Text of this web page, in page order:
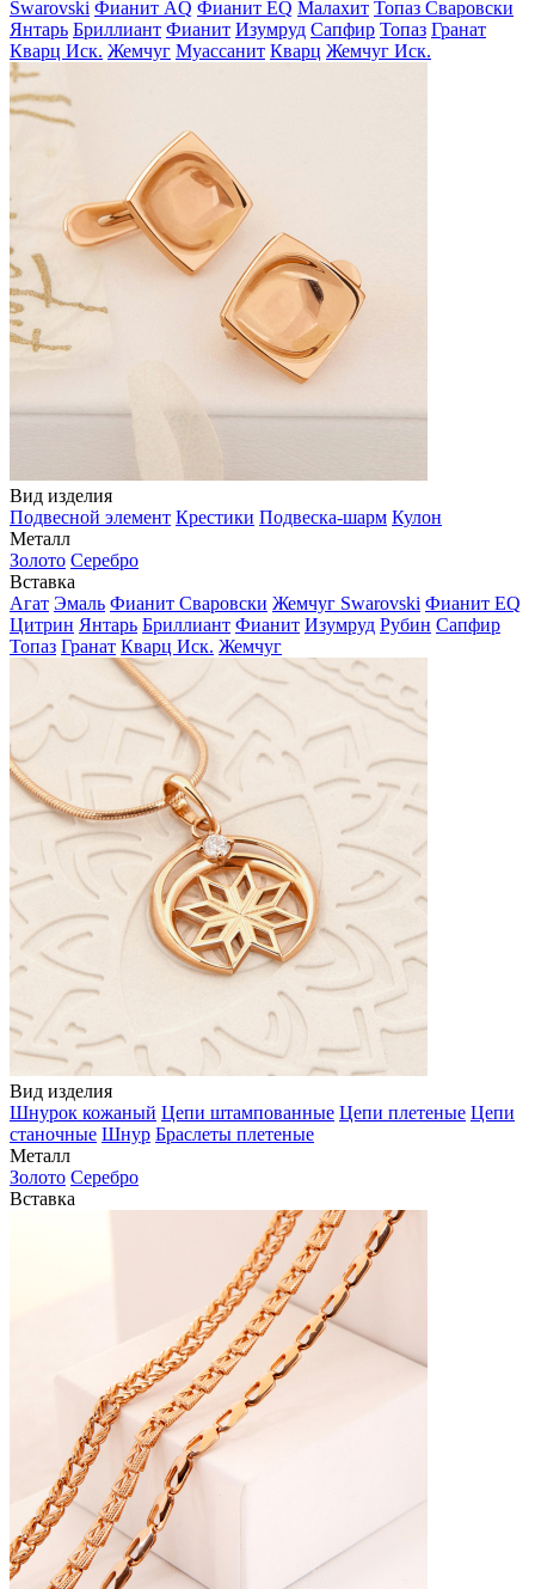
Swarovski Фианит AQ Фианит EQ Малахит Топаз Сваровски
Янтарь Бриллиант Фианит Изумруд Сапфир Топаз Гранат
Кварц Иск. Жемчуг Муассанит Кварц Жемчуг Иск.
Вид изделия
Подвесной элемент Крестики Подвеска-шарм Кулон
Металл
Золото Серебро
Вставка
Агат Эмаль Фианит Сваровски Жемчуг Swarovski Фианит EQ
Цитрин Янтарь Бриллиант Фианит Изумруд Рубин Сапфир
Топаз Гранат Кварц Иск. Жемчуг
Вид изделия
Шнурок кожаный Цепи штампованные Цепи плетеные Цепи
станочные Шнур Браслеты плетеные
Металл
Золото Серебро
Вставка